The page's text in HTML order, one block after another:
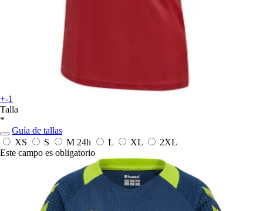
+-1
Talla
*
Guía de tallas
XS
S M 24h L XL
2XL
Este campo es obligatorio